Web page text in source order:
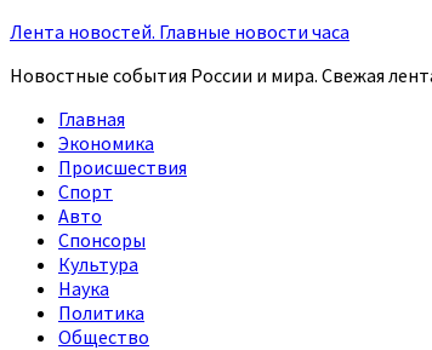
Лента новостей. Главные новости часа
Новостные события России и мира. Свежая
Главная
Экономика
Происшествия
Спорт
Авто
Спонсоры
Культура
Наука
Политика
Общество